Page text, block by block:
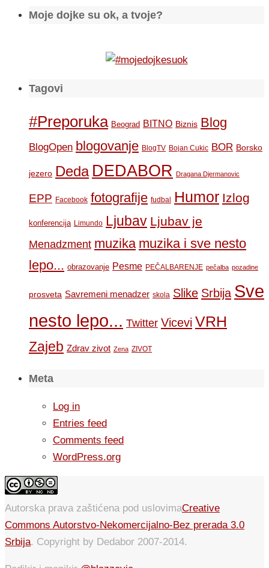
Moje dojke su ok, a tvoje?
Tagovi
#Preporuka Beograd BITNO Biznis Blog
BlogOpen blogovanje BlogTV Bojan Cukic BOR Borsko
jezero Deda DEDABOR Dragana Djermanovic
EPP Facebook fotografije fudbal Humor Izlog
konferencija Limundo Ljubav Ljubav je
Menadzment muzika muzika i sve nesto
lepo... obrazovanje Pesme PEČALBARENJE pečalba pozadine
prosveta Savremeni menadzer skola Slike Srbija Sve
nesto lepo... Twitter Vicevi VRH
Zajeb Zdrav zivot Zena ZIVOT
Meta
Log in
Entries feed
Comments feed
WordPress.org
Autorska prava zaštićena pod uslovimaCreative
Commons Autorstvo-Nekomercijalno-Bez prerada 3.0
Srbija. Copyright by Dedabor 2007-2014.